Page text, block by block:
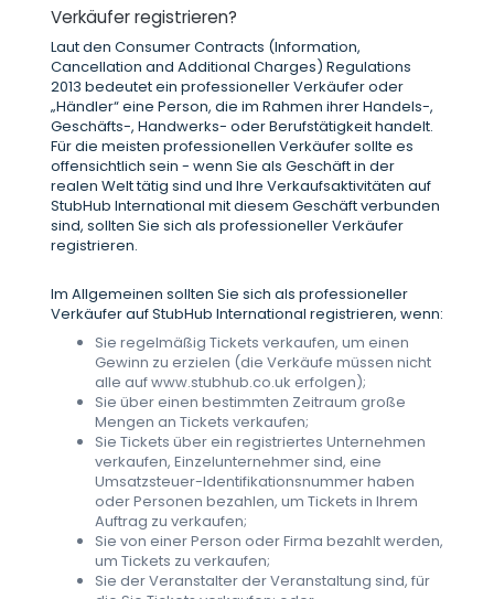
Verkäufer registrieren?
Laut den Consumer Contracts (Information,
Cancellation and Additional Charges) Regulations
2013 bedeutet ein professioneller Verkäufer oder
„Händler“ eine Person, die im Rahmen ihrer Handels-,
Geschäfts-, Handwerks- oder Berufstätigkeit handelt.
Für die meisten professionellen Verkäufer sollte es
offensichtlich sein - wenn Sie als Geschäft in der
realen Welt tätig sind und Ihre Verkaufsaktivitäten auf
StubHub International mit diesem Geschäft verbunden
sind, sollten Sie sich als professioneller Verkäufer
registrieren.
Im Allgemeinen sollten Sie sich als professioneller
Verkäufer auf StubHub International registrieren, wenn:
Sie regelmäßig Tickets verkaufen, um einen
Gewinn zu erzielen (die Verkäufe müssen nicht
alle auf www.stubhub.co.uk erfolgen);
Sie über einen bestimmten Zeitraum große
Mengen an Tickets verkaufen;
Sie Tickets über ein registriertes Unternehmen
verkaufen, Einzelunternehmer sind, eine
Umsatzsteuer-Identifikationsnummer haben
oder Personen bezahlen, um Tickets in Ihrem
Auftrag zu verkaufen;
Sie von einer Person oder Firma bezahlt werden,
um Tickets zu verkaufen;
Sie der Veranstalter der Veranstaltung sind, für